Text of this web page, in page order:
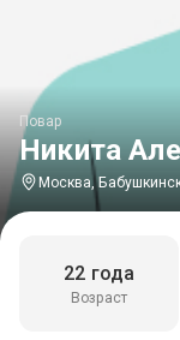
Никита
Повар
Москва,
Возраст
22 года